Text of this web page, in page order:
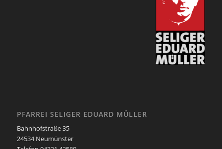
PFARREI SELIGER EDUARD MÜLLER
Bahnhofstraße 35
24534 Neumünster